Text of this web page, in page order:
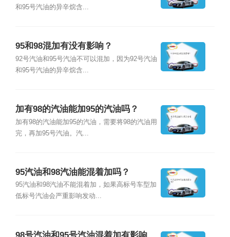
和95号汽油的异辛烷含...
95和98混加有没有影响？
92号汽油和95号汽油不可以混加，因为92号汽油
和95号汽油的异辛烷含...
加有98的汽油能加95的汽油吗？
加有98的汽油能加95的汽油，需要将98的汽油用
完，再加95号汽油。汽...
95汽油和98汽油能混着加吗？
95汽油和98汽油不能混着加，如果高标号车型加
低标号汽油会严重影响发动...